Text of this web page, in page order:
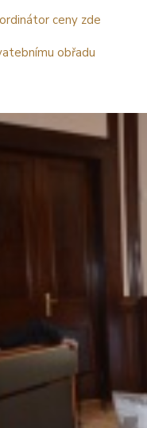
ceny zde
obřadu